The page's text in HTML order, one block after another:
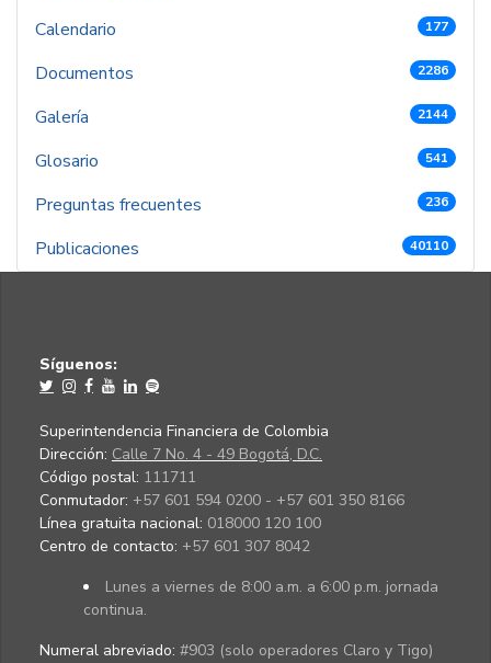
Calendario
177
Documentos 2286
Galería 2144
Glosario 541
Preguntas frecuentes 236
Publicaciones 40110
Síguenos:
Superintendencia Financiera de Colombia
Dirección: Calle 7 No. 4 - 49 Bogotá, D.C.
Código postal: 111711
Conmutador: +57 601 594 0200 - +57 601 350 8166
Línea gratuita nacional: 018000 120 100
Centro de contacto: +57 601 307 8042
Lunes a viernes de 8:00 a.m. a 6:00 p.m. jornada
continua.
Numeral abreviado: #903 (solo operadores Claro y Tigo)